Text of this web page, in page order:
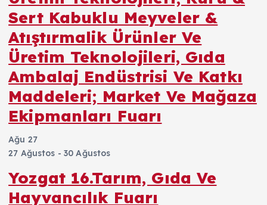
Sert Kabuklu Meyveler &
Atıştırmalik Ürünler Ve
Üretim Teknolojileri, Gıda
Ambalaj Endüstrisi Ve Katkı
Maddeleri; Market Ve Mağaza
Ekipmanları Fuarı
Ağu 27
27 Ağustos - 30 Ağustos
Yozgat 16.Tarım, Gıda Ve
Hayvancılık Fuarı